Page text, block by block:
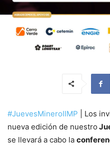
#JuevesMineroIIMP | Los
nueva edición de nuestro
se llevará a cabo la